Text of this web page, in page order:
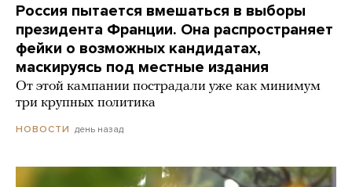
Россия пытается вмешаться в выборы
президента Франции. Она распространяет
фейки о возможных кандидатах,
маскируясь под местные издания
От этой кампании пострадали уже как минимум
три крупных политика
НОВОСТИ день назад